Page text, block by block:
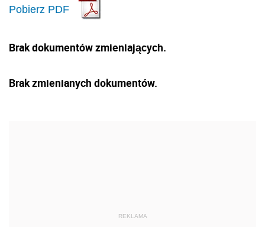
Pobierz PDF
Brak dokumentów zmieniających.
Brak zmienianych dokumentów.